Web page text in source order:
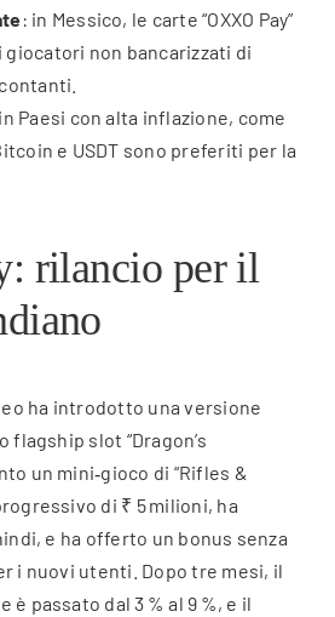
: in Messico, le carte “OXXO Pay”
giocatori non bancarizzati di
Paesi con alta inflazione, come
e USDT sono preferiti per la
rilancio per il
ha introdotto una versione
flagship slot “Dragon’s
un mini‑gioco di “Rifles &
di ₹ 5 milioni, ha
e ha offerto un bonus senza
i nuovi utenti. Dopo tre mesi, il
passato dal 3 % al 9 %, e il